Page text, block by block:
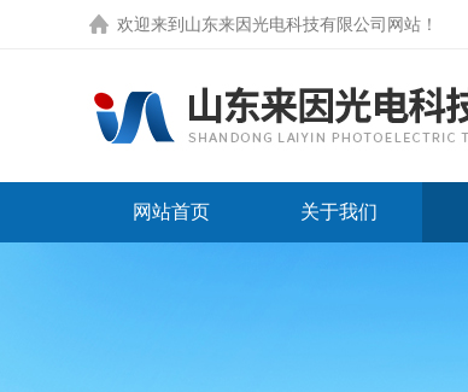
欢迎来到 山东来因光电科技有限公司网站 ！
网站首页 关于我们